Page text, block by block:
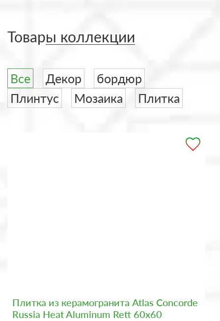
Товары коллекции
Все Декор
бордюр
Плинтус
Мозаика Плитка
Плитка из керамогранита Atlas Concorde
Russia Heat Aluminum Rett 60x60